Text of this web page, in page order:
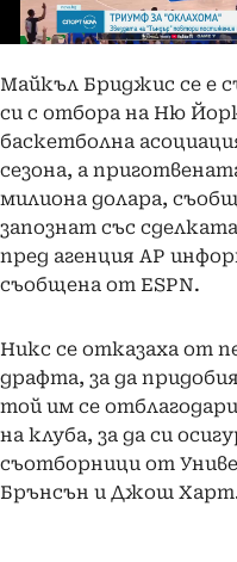
Майкъл Бриджис се е
си с отбора на Ню
баскетболна
сезона, а
милиона долара,
запознат със
пред агенция АР
съобщена от ESPN.
Никс се отказаха от
драфта, за да
той им се
на клуба, за да си
съотборници от
Брънсън и Джош